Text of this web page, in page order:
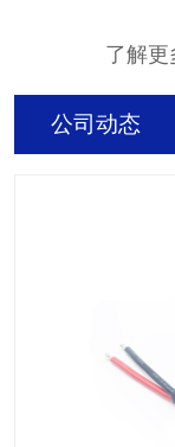
了解更
公司动态